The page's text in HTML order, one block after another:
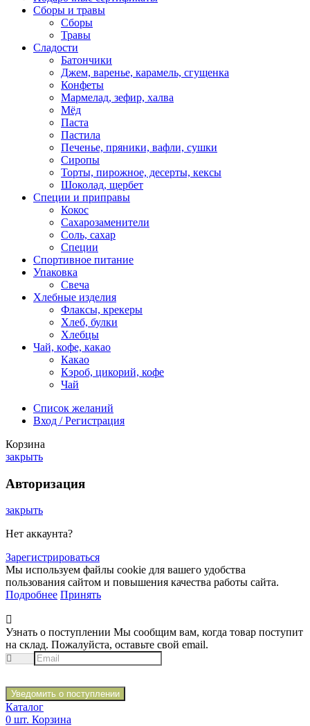
Сборы и травы
Сборы
Травы
Сладости
Батончики
Джем, варенье, карамель, сгущенка
Конфеты
Мармелад, зефир, халва
Мёд
Паста
Пастила
Печенье, пряники, вафли, сушки
Сиропы
Торты, пирожное, десерты, кексы
Шоколад, щербет
Специи и приправы
Кокос
Сахарозаменители
Соль, сахар
Специи
Спортивное питание
Упаковка
Свеча
Хлебные изделия
Флаксы, крекеры
Хлеб, булки
Хлебцы
Чай, кофе, какао
Какао
Кэроб, цикорий, кофе
Чай
Список желаний
Вход / Регистрация
Корзина
закрыть
Авторизация
закрыть
Нет аккаунта?
Зарегистрироваться
Мы используем файлы cookie для вашего удобства
пользования сайтом и повышения качества работы сайта.
Подробнее Принять
Узнать о поступлении Мы сообщим вам, когда товар поступит
на склад. Пожалуйста, оставьте свой email.
Уведомить о поступлении
Каталог
0 шт. Корзина